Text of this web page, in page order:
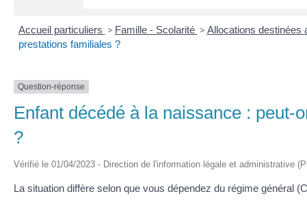
Accueil particuliers > Famille - Scolarité > Allocations destinées
prestations familiales ?
Question-réponse
Enfant décédé à la naissance :
?
Vérifié le 01/04/2023 - Direction de l'information légale et administrative
La situation diffère selon que vous dépendez du régime général